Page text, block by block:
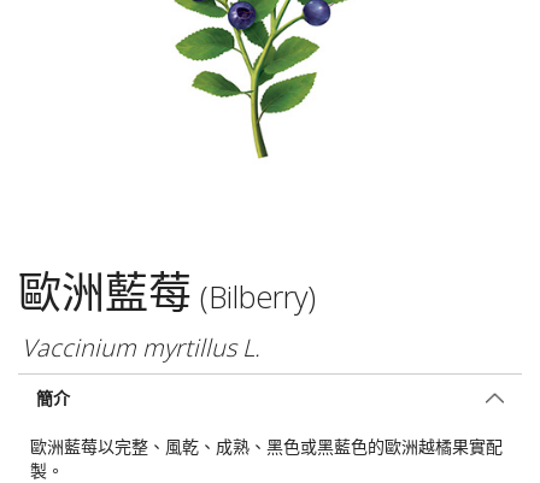
歐洲藍莓 (Bilberry)
Vaccinium myrtillus L.
簡介
歐洲藍莓以完整、風乾、成熟、黑色或黑藍色的歐洲越橘果實配
製。